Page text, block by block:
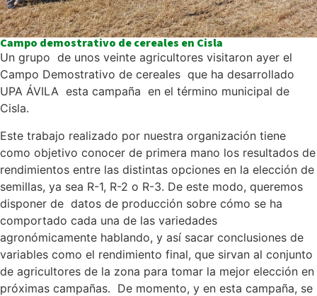
Campo demostrativo de cereales en Cisla
Un grupo de unos veinte agricultores visitaron ayer el
Campo Demostrativo de cereales que ha desarrollado
UPA ÁVILA esta campaña en el término municipal de
Cisla.
Este trabajo realizado por nuestra organización tiene
como objetivo conocer de primera mano los resultados de
rendimientos entre las distintas opciones en la elección de
semillas, ya sea R-1, R-2 o R-3. De este modo, queremos
disponer de datos de producción sobre cómo se ha
comportado cada una de las variedades
agronómicamente hablando, y así sacar conclusiones de
variables como el rendimiento final, que sirvan al conjunto
de agricultores de la zona para tomar la mejor elección en
próximas campañas. De momento, y en esta campaña, se